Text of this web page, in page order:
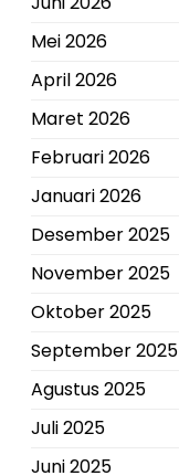
Mei 2026
April 2026
Maret 2026
Februari 2026
Januari 2026
Desember 2025
November 2025
Oktober 2025
September 2025
Agustus 2025
Juli 2025
Juni 2025